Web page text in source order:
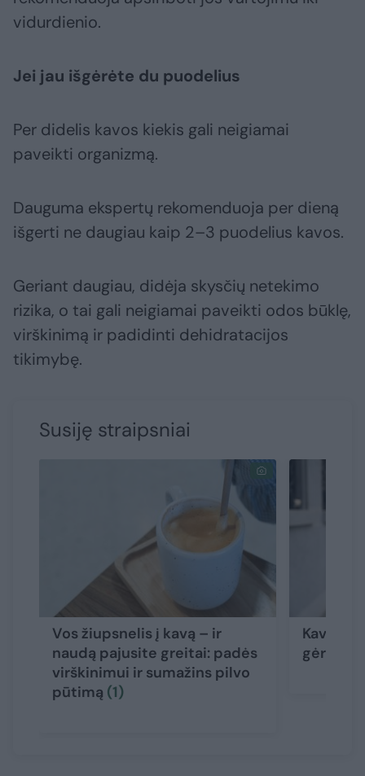
vidurdienio.
Jei jau išgėrėte du puodelius
Per didelis kavos kiekis gali neigiamai
paveikti organizmą.
Dauguma ekspertų rekomenduoja per dieną
išgerti ne daugiau kaip 2–3 puodelius kavos.
Geriant daugiau, didėja skysčių netekimo
rizika, o tai gali neigiamai paveikti odos būklę,
virškinimą ir padidinti dehidratacijos
tikimybę.
Susiję straipsniai
Vos žiupsnelis į kavą – ir
naudą pajusite greitai: padės
virškinimui ir sumažins pilvo
pūtimą (1)
Kava:
gėrimą,